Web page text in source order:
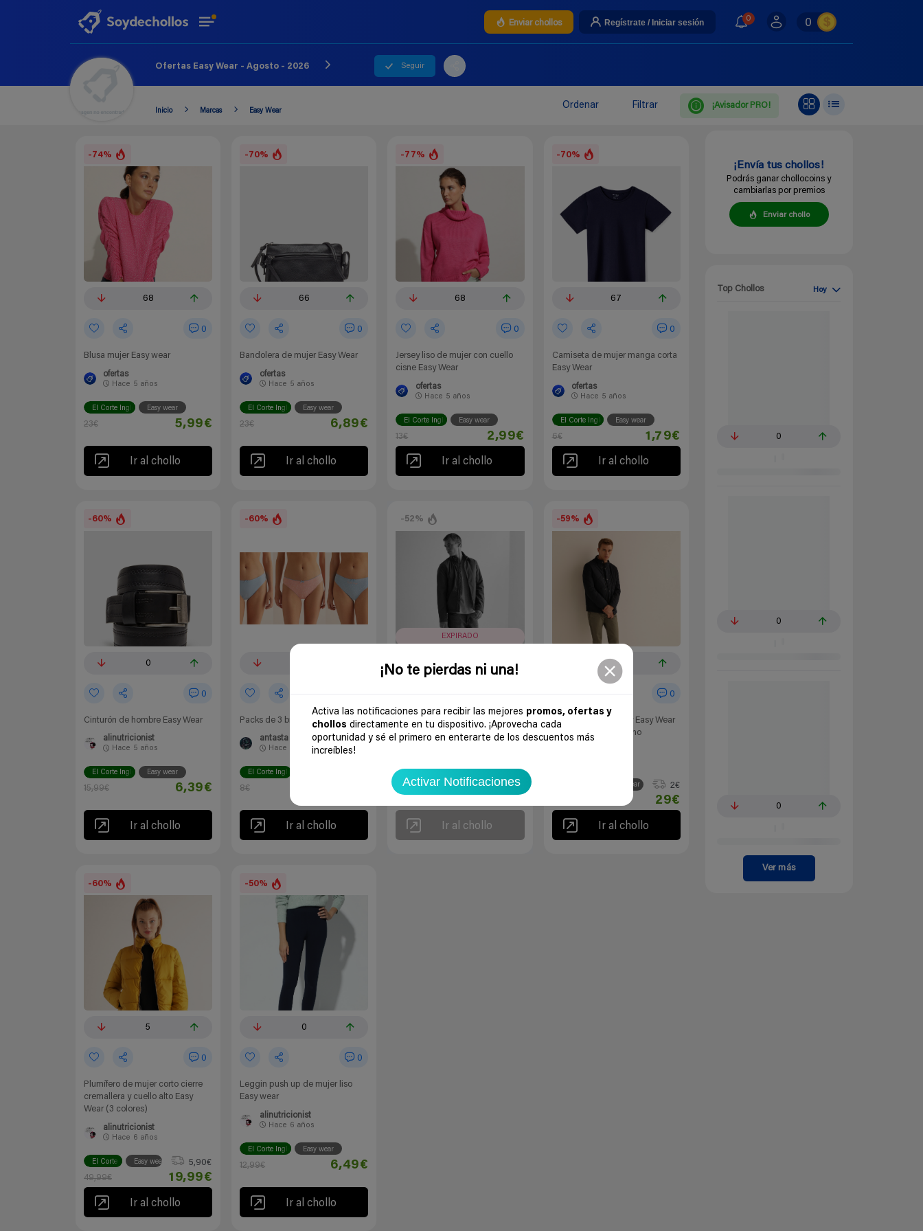
¡No te pierdas ni una!
Activa las notificaciones para recibir las mejores promos, ofertas y
chollos directamente en tu dispositivo. ¡Aprovecha cada
oportunidad y sé el primero en enterarte de los descuentos más
increíbles!
Activar Notificaciones
Enviar chollos Regístrate / Iniciar sesión 0 0
Ofertas Easy Wear - Agosto - 2026 Seguir
Inicio Marcas Easy Wear Ordenar Filtrar ¡Avisador PRO!
-74%
68
0
Blusa mujer Easy wear
ofertas
Hace 5 años
El Corte Inglés Easy wear
23€ 5,99€
Ir al chollo
-70%
66
0
Bandolera de mujer Easy Wear
ofertas
Hace 5 años
El Corte Inglés Easy wear
23€ 6,89€
Ir al chollo
-77%
68
0
Jersey liso de mujer con cuello
cisne Easy Wear
ofertas
Hace 5 años
El Corte Inglés Easy wear
13€ 2,99€
Ir al chollo
-70%
67
0
Camiseta de mujer manga corta
Easy Wear
ofertas
Hace 5 años
El Corte Inglés Easy wear
6€ 1,79€
Ir al chollo
-60%
0
0
Cinturón de hombre Easy Wear
alinutricionist
Hace 5 años
El Corte Inglés Easy wear
15,99€ 6,39€
Ir al chollo
-60%
Packs de 3 braguitas Easy Wear
antasta
Hace 5 años
El Corte Inglés
8€
Ir al chollo
-52%
EXPIRADO
Cazadora Easy Wear Harrington
de hombre kaki
El Corte Inglés Easy wear
Ir al chollo
-59%
2
0
Cazadora tipo Husky Easy Wear
de hombre azul marino
Easy wear
2€
29€
Ir al chollo
-60%
5
0
Plumífero de mujer corto cierre
cremallera y cuello alto Easy
Wear (3 colores)
alinutricionist
Hace 6 años
El Corte InglésEasy wear
5,90€
49,99€
19,99€
Ir al chollo
-50%
0
0
Leggin push up de mujer liso
Easy wear
alinutricionist
Hace 6 años
El Corte Inglés Easy wear
12,99€ 6,49€
Ir al chollo
¡Envía tus chollos!
Podrás ganar chollocoins y
cambiarlas por premios
Enviar chollo
Top Chollos Hoy
0
0
0
Ver más